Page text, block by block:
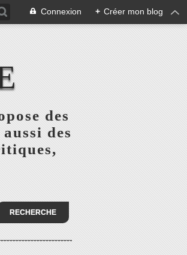
Connexion + Créer mon blog
des
des